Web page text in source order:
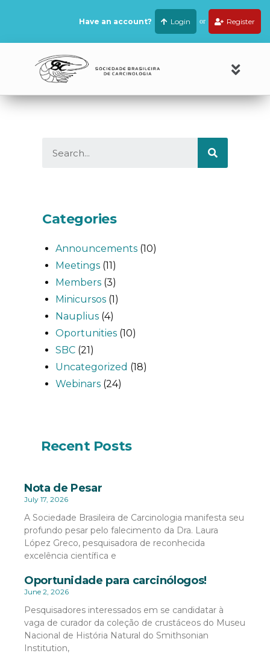
Have an account? Login or Register
Categories
Announcements (10)
Meetings (11)
Members (3)
Minicursos (1)
Nauplius (4)
Oportunities (10)
SBC (21)
Uncategorized (18)
Webinars (24)
Recent Posts
Nota de Pesar
July 17, 2026
A Sociedade Brasileira de Carcinologia manifesta seu
profundo pesar pelo falecimento da Dra. Laura
López Greco, pesquisadora de reconhecida
excelência científica e
Oportunidade para carcinólogos!
June 2, 2026
Pesquisadores interessados em se candidatar à
vaga de curador da coleção de crustáceos do Museu
Nacional de História Natural do Smithsonian
Institution,